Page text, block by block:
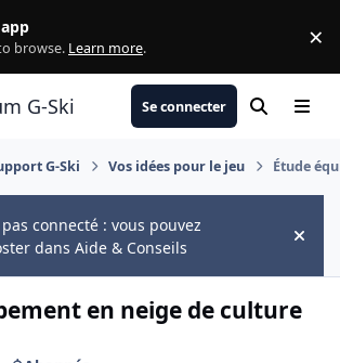
browse. Learn more. ×
G-Ski Se connecter Rechercher
Menu
G-Ski Vos idées pour le jeu Étude
connecté : vous pouvez
dans Aide & Conseils
Hide
en neige de culture